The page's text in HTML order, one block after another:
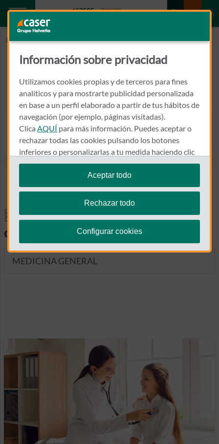
Inicio LOPEZ TIÑENA, RICARDO
LOPEZ TIÑENA, RICARDO
43201 - REUS
977 321 555
Llamar a LOPEZ TIÑENA,
Ver el mapa en Google Maps
Especialidades y pruebas
diagnósticas
MEDICINA GENERAL
Información sobre privacidad
Utilizamos cookies propias y de terceros para fines
analíticos y para mostrarte publicidad personalizada
en base a un perfil elaborado a partir de tus hábitos de
navegación (por ejemplo, páginas visitadas).
Clica AQUÍ para más información. Puedes aceptar o
rechazar todas las cookies pulsando los botones
inferiores o personalizarlas a tu medida haciendo clic
en"configurar cookies".
Te recordamos que puedes modificar tus ajustes de
cookies en cualquier momento en la sección
Aceptar todo
Rechazar todo
Configurar cookies